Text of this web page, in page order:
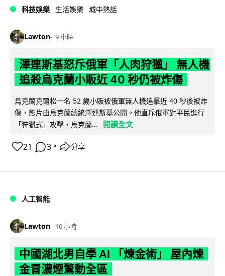
科技娛樂 生活娛樂 城中熱話
Lawton 9 小時
澤連斯基怒斥俄軍「人肉狩獵」 無人機
追殺烏克蘭小販近 40 秒仍被炸傷
烏克蘭克爾松一名 52 歲小販被俄軍無人機追擊近 40 秒後被炸
傷，影片由烏克蘭總統澤連斯基公開。他直斥俄軍對平民進行
「狩獵式」攻擊，烏克蘭...
閱讀全文
21 3 ↗ 分享
人工智能
Lawton 10 小時
中國湖北男自學 AI 「煉金術」 屋內煉
金冒濃煙驚動全區